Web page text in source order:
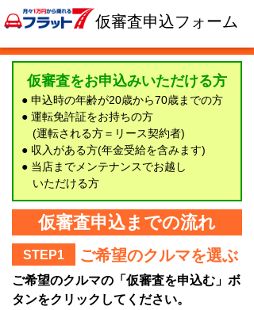
仮審査申込フォーム
仮審査をお申込みいただける方
● 申込時の年齢が20歳から70歳までの方
● 運転免許証をお持ちの方
(運転される方＝リース契約者)
● 収入がある方(年金受給を含みます)
● 当店までメンテナンスでお越し
いただける方
仮審査申込までの流れ
STEP1 ご希望のクルマを選ぶ
ご希望のクルマの「仮審査を申込む」ボ
タンをクリックしてください。